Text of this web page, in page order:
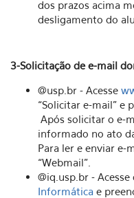
dos prazos acima
desligamento do
3-Solicitação de e-mail
@usp.br - Acesse
“Solicitar e-mail” e
Após solicitar o e-
informado no ato
Para ler e enviar e-
“Webmail”.
@iq.usp.br -
Informática e